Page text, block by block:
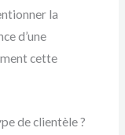
la
d’une
cette
de clientèle ?